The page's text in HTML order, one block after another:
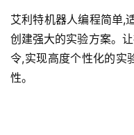
新
科
技
艾利特机器人编程简单,
创建强大的实验方案。
令,实现高度个性化的实
性。